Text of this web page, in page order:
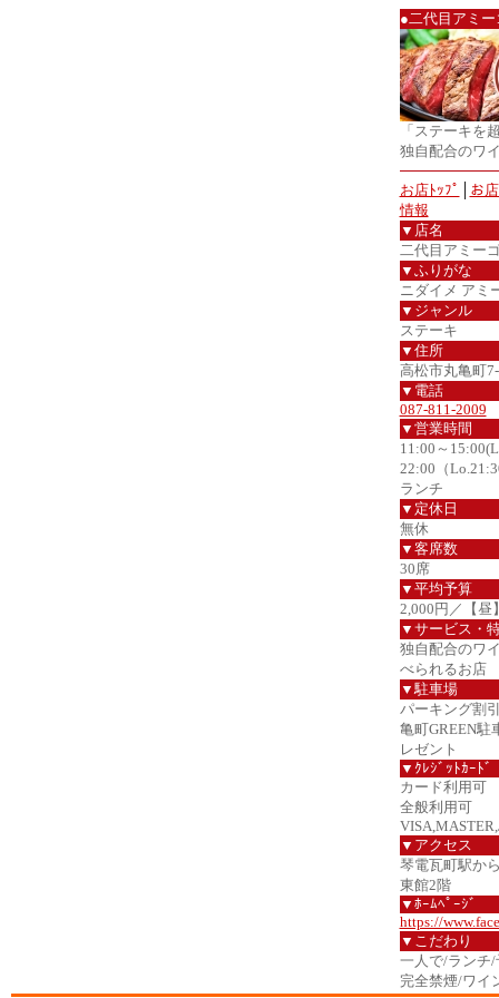
●二代目アミー
「ステーキを
独自配合のワ
お店ﾄｯﾌﾟ
お
情報
▼店名
二代目アミー
▼ふりがな
ニダイメ アミ
▼ジャンル
ステーキ
▼住所
高松市丸亀町
▼電話
087-811-2009
▼営業時間
11:00～
22:00（
ランチ
▼定休日
無休
▼客席数
30席
▼平均予算
2,000円／【昼
▼サービス・
独自配合のワ
べられるお店
▼駐車場
パーキング割
亀町GREEN駐
レゼント
▼ｸﾚｼﾞｯﾄｶｰﾄﾞ
カード利用可
全般利用可
▼アクセス
琴電瓦町駅か
東館2階
▼ﾎｰﾑﾍﾟｰｼﾞ
https://
▼こだわり
一人で/ランチ
完全禁煙/ワイ